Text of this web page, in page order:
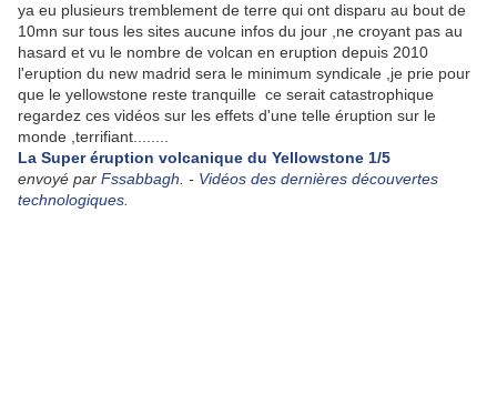
ya eu plusieurs tremblement de terre qui ont disparu au bout de
10mn sur tous les sites aucune infos du jour ,ne croyant pas au
hasard et vu le nombre de volcan en eruption depuis 2010
l'eruption du new madrid sera le minimum syndicale ,je prie pour
que le yellowstone reste tranquille ce serait catastrophique
regardez ces vidéos sur les effets d'une telle éruption sur le
monde ,terrifiant........
La Super éruption volcanique du Yellowstone 1/5
envoyé par Fssabbagh . - Vidéos des dernières découvertes
technologiques.